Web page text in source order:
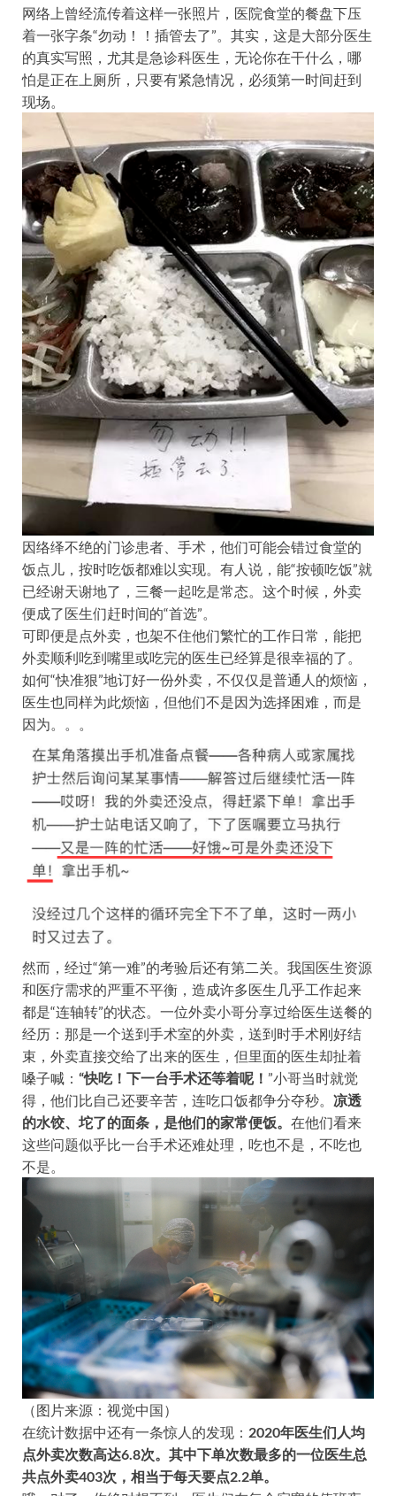
网络上曾经流传着这样一张照片，医院食堂的餐盘下压
着一张字条“勿动！！插管去了”。其实，这是大部分医生
的真实写照，尤其是急诊科医生，无论你在干什么，哪
怕是正在上厕所，只要有紧急情况，必须第一时间赶到
现场。
因络绎不绝的门诊患者、手术，他们可能会错过食堂的
饭点儿，按时吃饭都难以实现。有人说，能“按顿吃饭”就
已经谢天谢地了，三餐一起吃是常态。这个时候，外卖
便成了医生们赶时间的“首选”。
可即便是点外卖，也架不住他们繁忙的工作日常，能把
外卖顺利吃到嘴里或吃完的医生已经算是很幸福的了。
如何“快准狠”地订好一份外卖，不仅仅是普通人的烦恼，
医生也同样为此烦恼，但他们不是因为选择困难，而是
因为。。。
然而，经过“第一难”的考验后还有第二关。我国医生资源
和医疗需求的严重不平衡，造成许多医生几乎工作起来
都是“连轴转”的状态。一位外卖小哥分享过给医生送餐的
经历：那是一个送到手术室的外卖，送到时手术刚好结
束，外卖直接交给了出来的医生，但里面的医生却扯着
嗓子喊： “快吃！下一台手术还等着呢！ ”小哥当时就觉
得，他们比自己还要辛苦，连吃口饭都争分夺秒。 凉透
的水饺、坨了的面条，是他们的家常便饭。 在他们看来
这些问题似乎比一台手术还难处理，吃也不是，不吃也
不是。
（图片来源：视觉中国）
在统计数据中还有一条惊人的发现： 2020年医生们人均
点外卖次数高达6.8次。其中下单次数最多的一位医生总
共点外卖403次，相当于每天要点2.2单。